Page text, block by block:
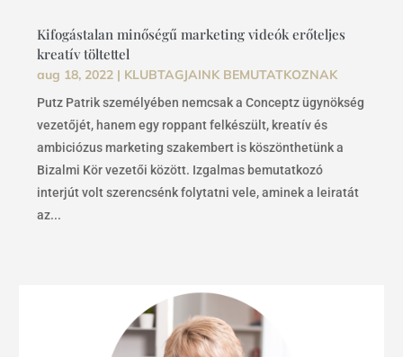
Kifogástalan minőségű marketing videók erőteljes
kreatív töltettel
aug 18, 2022 | KLUBTAGJAINK BEMUTATKOZNAK
Putz Patrik személyében nemcsak a Conceptz ügynökség
vezetőjét, hanem egy roppant felkészült, kreatív és
ambiciózus marketing szakembert is köszönthetünk a
Bizalmi Kör vezetői között. Izgalmas bemutatkozó
interjút volt szerencsénk folytatni vele, aminek a leiratát
az...